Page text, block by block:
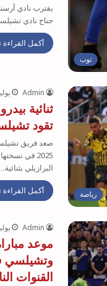
توب
يقترب نادي
جناح نادي تشيلسي،
أكمل القراءة
رياضة
Admin يوليو 9,
ثنائية
تقود
صعد فريق
2025 في
البرازيلي
أكمل القراءة
Admin يوليو 8,
موعد
وتشيلسي
القنوات